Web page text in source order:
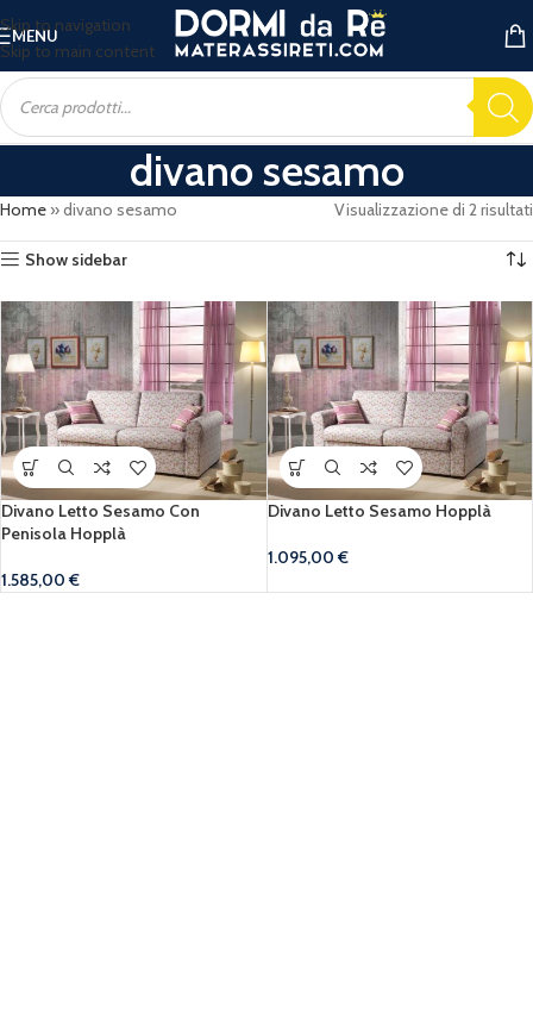
Skip to navigation
Skip to main content
MENU
divano sesamo
Home »divano sesamo Visualizzazione di 2 risultati
Show sidebar
Divano Letto Sesamo Con
Penisola Hopplà
1.585,00€
Divano Letto Sesamo Hopplà
1.095,00€